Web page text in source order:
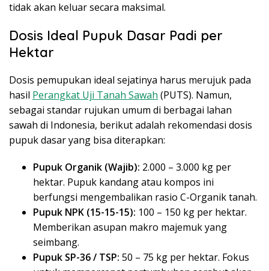
tidak akan keluar secara maksimal.
Dosis Ideal Pupuk Dasar Padi per
Hektar
Dosis pemupukan ideal sejatinya harus merujuk pada
hasil Perangkat Uji Tanah Sawah (PUTS). Namun,
sebagai standar rujukan umum di berbagai lahan
sawah di Indonesia, berikut adalah rekomendasi dosis
pupuk dasar yang bisa diterapkan:
Pupuk Organik (Wajib): 2.000 – 3.000 kg per
hektar. Pupuk kandang atau kompos ini
berfungsi mengembalikan rasio C-Organik tanah.
Pupuk NPK (15-15-15): 100 – 150 kg per hektar.
Memberikan asupan makro majemuk yang
seimbang.
Pupuk SP-36 / TSP: 50 – 75 kg per hektar. Fokus